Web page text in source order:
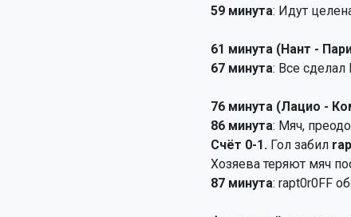
59 минута: Идут
61 минута (Нант -
67 минута: Все сделал
76 минута (Лацио -
86 минута: Мяч,
Счёт 0-1. Гол забил
Хозяева теряют мяч
87 минута: rapt0r0FF